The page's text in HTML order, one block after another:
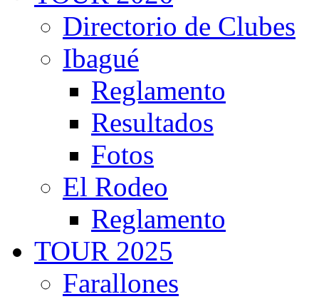
Directorio de Clubes
Ibagué
Reglamento
Resultados
Fotos
El Rodeo
Reglamento
TOUR 2025
Farallones